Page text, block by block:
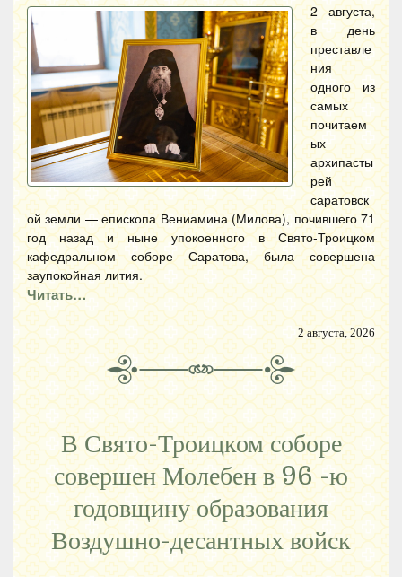
2 августа,
в день
преставле
ния
одного из
самых
почитаем
ых
архипасты
рей
саратовск
ой земли — епископа Вениамина (Милова), почившего 71
год назад и ныне упокоенного в Свято-Троицком
кафедральном соборе Саратова, была совершена
заупокойная лития.
Читать…
2 августа, 2026
В Свято-Троицком соборе
совершен Молебен в 96 -ю
годовщину образования
Воздушно-десантных войск